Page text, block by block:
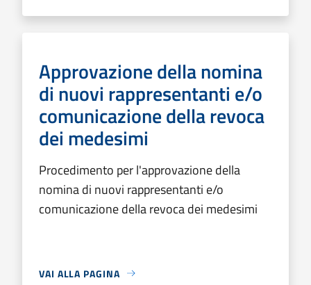
Approvazione della nomina
di nuovi rappresentanti e/o
comunicazione della revoca
dei medesimi
Procedimento per l'approvazione della
nomina di nuovi rappresentanti e/o
comunicazione della revoca dei medesimi
VAI ALLA PAGINA